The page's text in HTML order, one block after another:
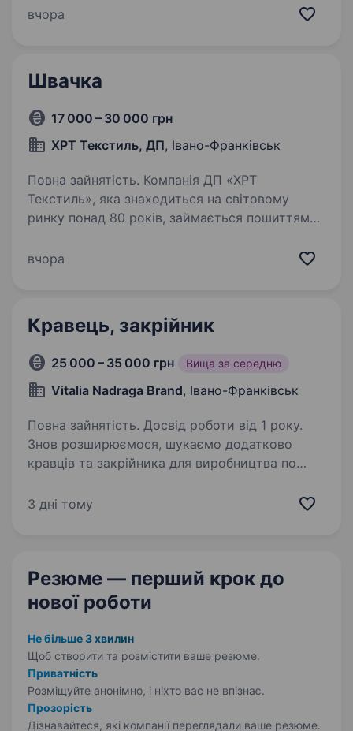
тактичного одягу в Івано-Франківську. Якщо
вчора
Швачка
17 000 – 30 000 грн
ХРТ Текстиль, ДП, Івано-Франківськ
Повна зайнятість. Компанія ДП «ХРТ
Текстиль», яка знаходиться на світовому
ринку понад 80 років, займається пошиттям
білизни шукає у свою команду швачок
вчора
Кравець, закрійник
25 000 – 35 000 грн Вища за середню
Vitalia Nadraga Brand, Івано-Франківськ
Повна зайнятість. Досвід роботи від 1 року.
Знов розширюємося, шукаємо додатково
кравців та закрійника для виробництва по
Шиємо весільні/вечірні та класичні сукні,
3 дні тому
Резюме — перший крок до
нової роботи
Не більше 3 хвилин
Щоб створити та розмістити ваше резюме.
Приватність
Розміщуйте анонімно, і ніхто вас не впізнає.
Прозорість
Дізнавайтеся, які компанії переглядали ваше резюме.